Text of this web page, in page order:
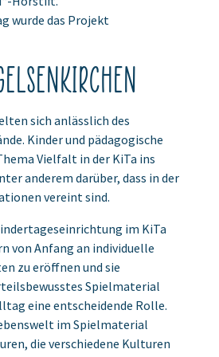
wurde das Projekt
sich anlässlich des
Kinder und pädagogische
Vielfalt in der KiTa ins
anderem darüber, dass in der
vereint sind.
im KiTa
von Anfang an individuelle
zu eröffnen und sie
Spielmaterial
eine entscheidende Rolle.
im Spielmaterial
die verschiedene Kulturen